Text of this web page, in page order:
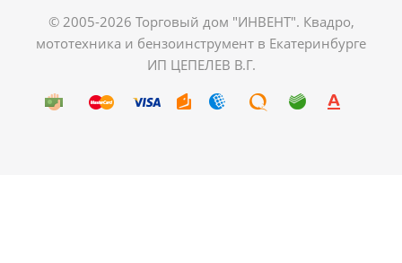
© 2005-2026 Торговый дом "ИНВЕНТ". Квадро,
мототехника и бензоинструмент в Екатеринбурге
ИП ЦЕПЕЛЕВ В.Г.